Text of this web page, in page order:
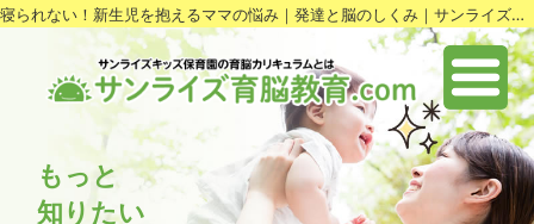
寝られない！新生児を抱えるママの悩み｜発達と脳のしくみ｜サンライズ育脳教育.com
もっと
知りたい